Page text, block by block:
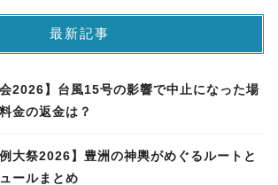
最新記事
会2026】台風15号の影響で中止になった場
金の返金は？
例大祭2026】豊洲の神輿がめぐるルートと
ールまとめ